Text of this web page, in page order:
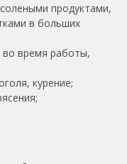
продуктами,
в больших
время работы,
курение;